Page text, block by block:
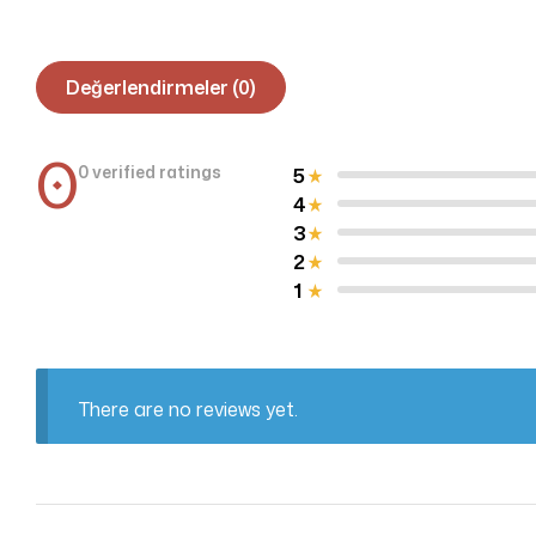
Değerlendirmeler (0)
00 verified ratings
1
2
3
4
5
There are no reviews yet.